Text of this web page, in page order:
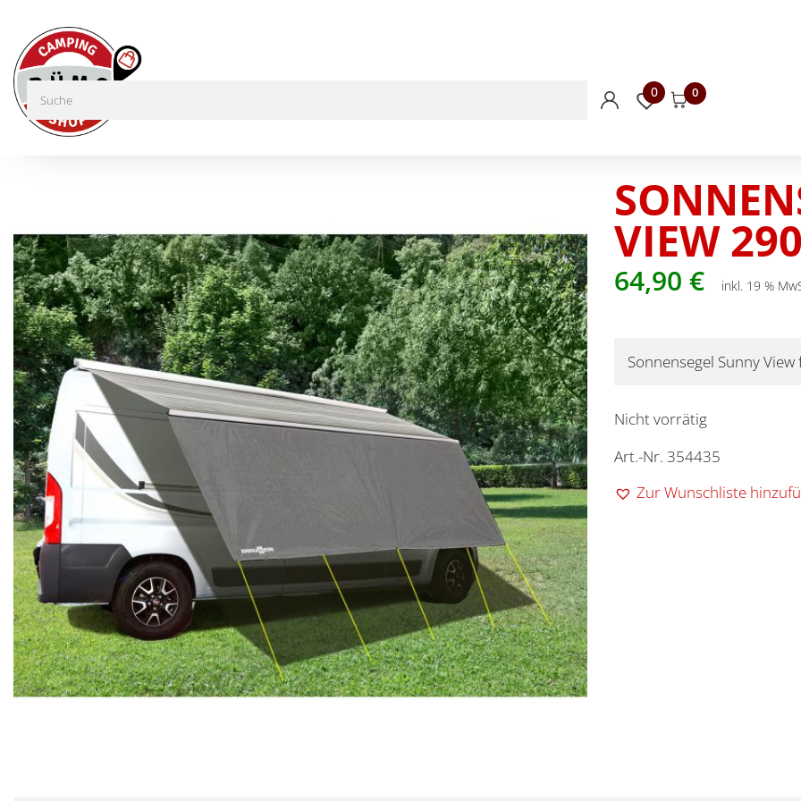
0 0
VIEW 290
64,90 € inkl. 19 %
Sonnensegel Sunny
Nicht vorrätig
Art.-Nr. 354435
Zur Wunschliste